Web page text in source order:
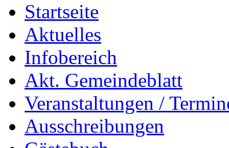
Startseite
Aktuelles
Infobereich
Akt. Gemeindeblatt
Veranstaltungen /
Ausschreibungen